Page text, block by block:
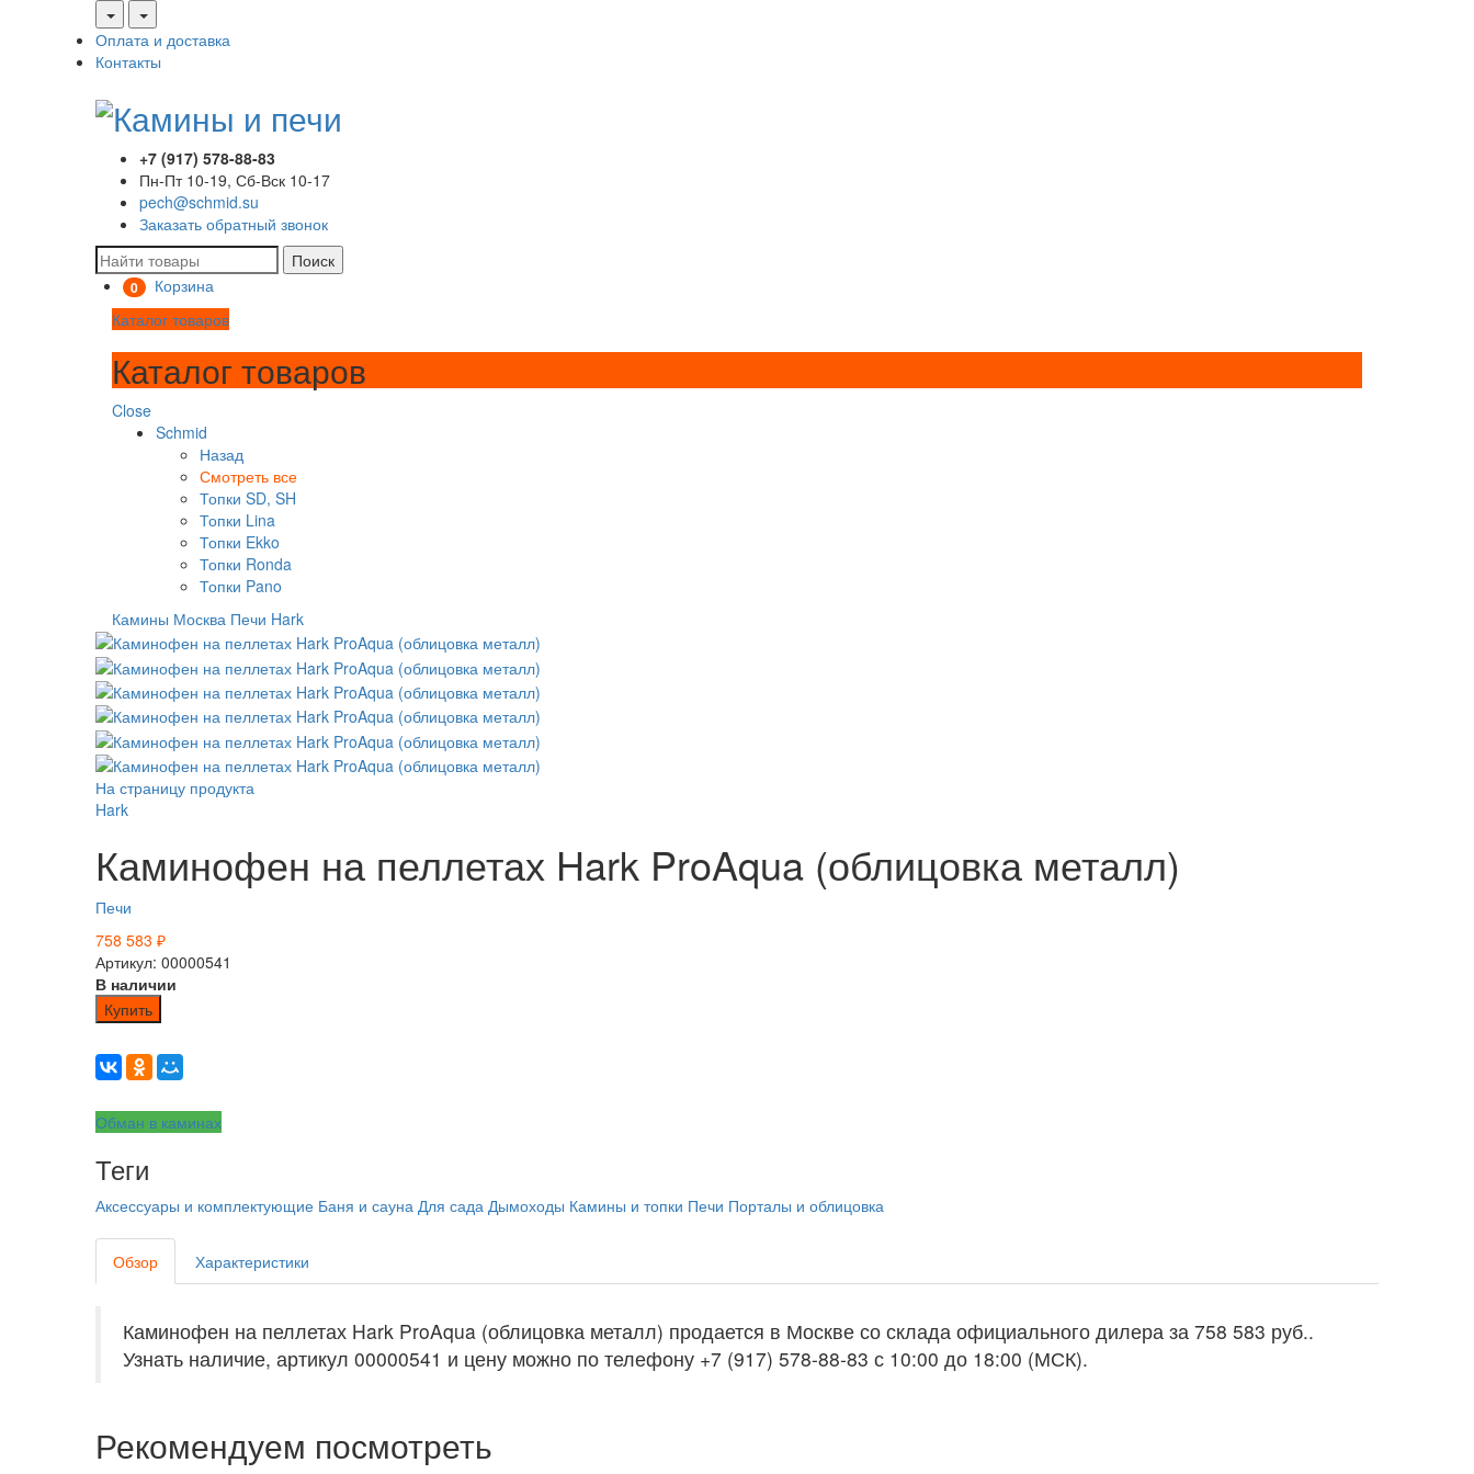
Оплата и доставка
Контакты
+7 (917) 578-88-83
Пн-Пт 10-19, Сб-Вск 10-17
pech@schmid.su
Заказать обратный звонок
Поиск
0
Корзина
Каталог товаров
Каталог товаров
Close
Schmid
Назад
Смотреть все
Топки SD, SH
Топки Lina
Топки Ekko
Топки Ronda
Топки Pano
Камины Москва Печи Hark
На страницу продукта
Hark
Каминофен на пеллетах Hark ProAqua (облицовка металл)
Печи
758 583 ₽
Артикул: 00000541
В наличии
Купить
Обман в каминах
Теги
Аксессуары и комплектующие Баня и сауна Для сада Дымоходы Камины и топки Печи Порталы и облицовка
Обзор Характеристики
Каминофен на пеллетах Hark ProAqua (облицовка металл) продается в Москве со склада официального дилера за 758 583 руб..
Узнать наличие, артикул 00000541 и цену можно по телефону +7 (917) 578-88-83 с 10:00 до 18:00 (МСК).
Рекомендуем посмотреть